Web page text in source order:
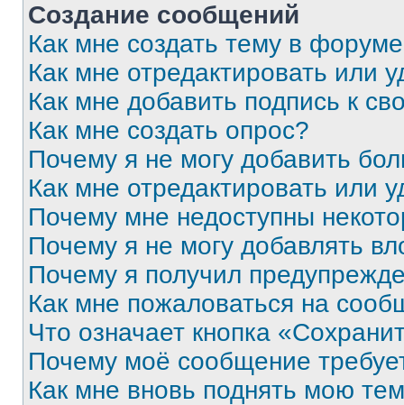
Создание сообщений
Как мне создать тему в
Как мне отредактировать или
Как мне добавить подпись к
Как мне создать опрос?
Почему я не могу добавить
Как мне отредактировать или
Почему мне недоступны
Почему я не могу добавлять
Почему я получил
Как мне пожаловаться на
Что означает кнопка
Почему моё сообщение
Как мне вновь поднять мою